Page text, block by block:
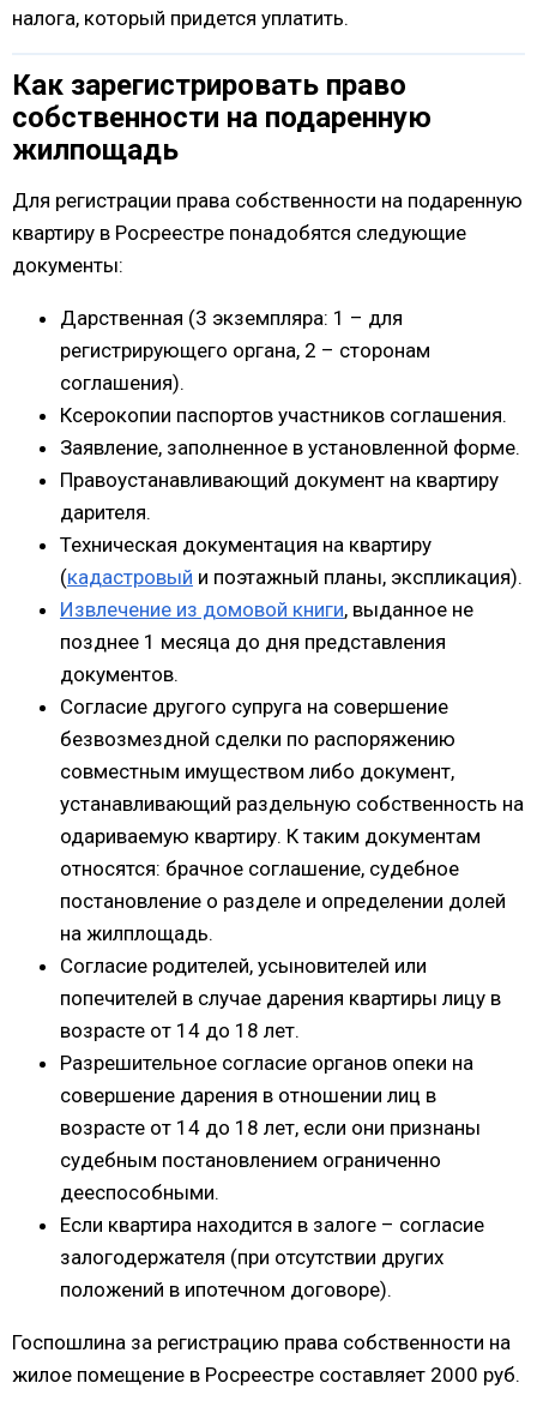
налога, который придется уплатить.
Как зарегистрировать право
собственности на подаренную
жилпощадь
Для регистрации права собственности на подаренную
квартиру в Росреестре понадобятся следующие
документы:
Дарственная (3 экземпляра: 1 – для
регистрирующего органа, 2 – сторонам
соглашения).
Ксерокопии паспортов участников соглашения.
Заявление, заполненное в установленной форме.
Правоустанавливающий документ на квартиру
дарителя.
Техническая документация на квартиру
(кадастровый и поэтажный планы, экспликация).
Извлечение из домовой книги, выданное не
позднее 1 месяца до дня представления
документов.
Согласие другого супруга на совершение
безвозмездной сделки по распоряжению
совместным имуществом либо документ,
устанавливающий раздельную собственность на
одариваемую квартиру. К таким документам
относятся: брачное соглашение, судебное
постановление о разделе и определении долей
на жилплощадь.
Согласие родителей, усыновителей или
попечителей в случае дарения квартиры лицу в
возрасте от 14 до 18 лет.
Разрешительное согласие органов опеки на
совершение дарения в отношении лиц в
возрасте от 14 до 18 лет, если они признаны
судебным постановлением ограниченно
дееспособными.
Если квартира находится в залоге – согласие
залогодержателя (при отсутствии других
положений в ипотечном договоре).
Госпошлина за регистрацию права собственности на
жилое помещение в Росреестре составляет 2000 руб.